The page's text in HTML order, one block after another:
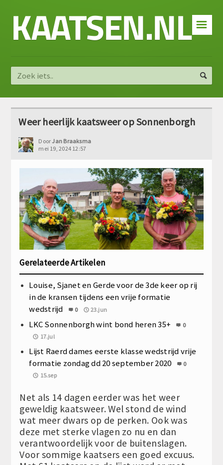
☰
KAATSEN.NL
Weer heerlijk kaatsweer op Sonnenborgh
DoorJan Braaksma
mei 19, 2024 12:57
Gerelateerde Artikelen
Louise, Sjanet en Gerde voor de 3de keer op rij
in de kransen tijdens een vrije formatie
wedstrijd
0 23.jun
LKC Sonnenborgh wint bond heren 35+
0
17.jul
Lijst Raerd dames eerste klasse wedstrijd vrije
formatie zondag dd 20 september 2020
0
15.sep
Net als 14 dagen eerder was het weer
geweldig kaatsweer. Wel stond de wind
wat meer dwars op de perken. Ook was
deze met sterke vlagen zo nu en dan
verantwoordelijk voor de buitenslagen.
Voor sommige kaatsers een goed excuus.